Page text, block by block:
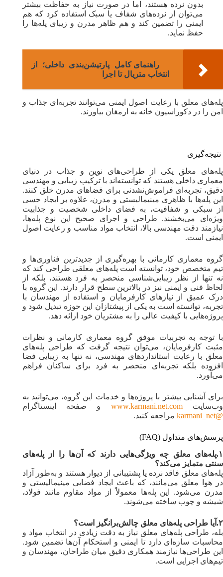
بدون نرده هستند، اما در صورت نیاز به حفاظت بیشتر
می‌توان از نرده‌های شفاف یا سبک استفاده کرد که هم
ایمنی را تضمین کند و هم ظاهر مدرن و زیبای پله‌ها را
حفظ نماید.
راهنمای کامل پارتیشن‌بندی داخلی؛ از
انتخاب متریال تا اجرا
پله‌های معلق با رعایت اصول ایمنی می‌توانند تجربه‌ای جذاب و
امن را در دکوراسیون خانه به ارمغان بیاورند.
نتیجه‌گیری
پله‌های معلق یکی از طراحی‌های نوین و جذاب در دنیای
معماری داخلی هستند که توانسته‌اند با ترکیب زیبایی و مهندسی
دقیق، تجربه‌ای فراموش‌نشدنی برای فضاهای مدرن خلق کنند.
این پله‌ها با ظاهری مینیمالیستی و مدرن، علاوه بر ایجاد حسی
از سبکی و شفافیت، به فضای داخلی شخصیت و جذابیت
ویژه‌ای می‌بخشند. طراحی و اجرای صحیح این نوع پله‌ها،
نیازمند دقت مهندسی بالا، انتخاب مواد مناسب و رعایت اصول
ایمنی است.
گروه معماری کارمانی با بهره‌گیری از جدیدترین فناوری‌ها و
تیم متخصص خود، توانسته است پله‌های معلقی طراحی کند که
نه تنها از نظر زیبایی‌شناسی منحصر به فرد هستند، بلکه از
لحاظ فنی و ایمنی نیز در بالاترین سطح قرار دارند. این گروه با
درک عمیق از نیازهای کارفرمایان و استفاده از مهندسان با
تجربه، توانسته است به یکی از پیشتازان این حوزه تبدیل شود و
پروژه‌هایی با کیفیت عالی را به مشتریان خود ارائه دهد.
با توجه به تجربیات موفق گروه معماری کارمانی و نظرات
مثبت کارفرمایان، می‌توان نتیجه گرفت که طراحی پله‌های
معلق با رعایت استانداردهای مهندسی، نه تنها به زیبایی فضا
افزوده بلکه تجربه‌ای منحصر به فرد برای ساکنان فراهم
می‌آورد.
برای آشنایی بیشتر با پروژه‌ها و خدمات این گروه، می‌توانید به
وب‌سایتwww.karmani.net.com و صفحه اینستاگرام
@karmani_net
مراجعه کنید.
پرسش‌های متداول (FAQ)
۱.پله‌های معلق چه ویژگی‌هایی دارند که آن‌ها را از پله‌های
سنتی متمایز می‌کند؟
پله‌های معلق فاقد نرده یا پشتیبانی از دیوار هستند و به‌طور آزاد
در هوا معلق می‌مانند، که باعث ایجاد فضایی مینیمالیستی و
مدرن می‌شود. این پله‌ها معمولاً از مواد مقاوم مانند فولاد،
شیشه و چوب ساخته می‌شوند.
۲.آیا طراحی پله‌های معلق چالش‌برانگیز است؟
بله، طراحی پله‌های معلق نیاز به دقت زیادی در انتخاب مواد و
محاسبات سازه‌ای دارد تا ایمنی و استحکام آن‌ها تضمین شود.
این طراحی‌ها نیازمند همکاری دقیق میان طراحان، مهندسان و
تیم‌های اجرایی است.